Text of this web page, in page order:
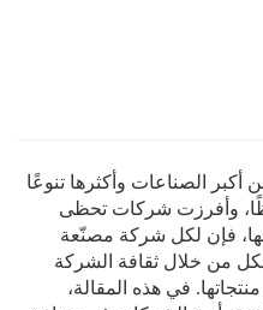
أكبر الصناعات وأكثرها تنوعًا
وأفرزت شركات تحظى
فإن لكل شركة مصنّعة
من خلال ثقافة الشركة
في هذه المقالة،